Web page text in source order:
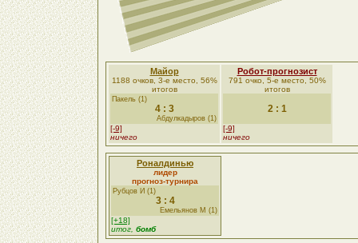
Майор
1188 очков, 3-е место, 56%
итогов
Пакель (1)
4 : 3
Абдулкадыров (1)
[-9]
ничего
Робот-прогнозист
791 очко, 5-е место, 50%
итогов
2 : 1
[-9]
ничего
Роналдинью
лидер
прогноз-турнира
Рубцов И (1)
3 : 4
Емельянов М (1)
[+18]
итог, бомб